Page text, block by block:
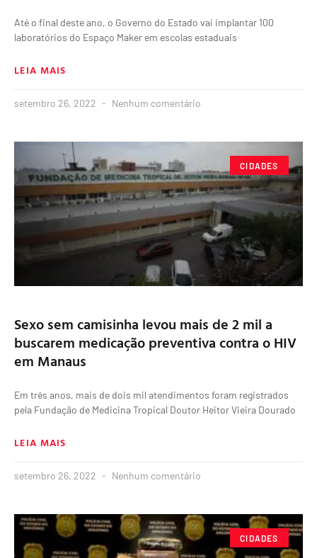
Até o final deste ano, o Governo do Estado vai implantar 100
laboratórios do Espaço Maker em escolas estaduais
LEIA MAIS
setembro 26, 2022 Nenhum comentário
CIDADES
Sexo sem camisinha levou mais de 2 mil a
buscarem medicação preventiva contra o HIV
em Manaus
Em três anos, mais de dois mil atendimentos foram registrados
pela Fundação de Medicina Tropical Doutor Heitor Vieira Dourado
LEIA MAIS
setembro 26, 2022 Nenhum comentário
CIDADES